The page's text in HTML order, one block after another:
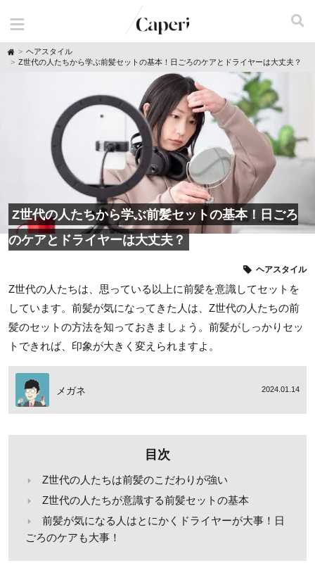
H
o
ヘアスタイル
Z世代の人たちから学ぶ前髪セットの基本！日ごろのケアとドライヤーは大丈夫？
Z世代の人たちから学ぶ前髪セットの基本！日ごろ
のケアとドライヤーは大丈夫？
ヘアスタイル
Z世代の人たちは、思っている以上に前髪を意識してセットを
しています。前髪が気になってきた人は、Z世代の人たちの前
髪のセットの方法を知っておきましょう。前髪がしっかりセッ
トできれば、印象が大きく変えられますよ。
メガネ 2024.01.14
目次
Z世代の人たちは前髪のこだわりが強い
Z世代の人たちが意識する前髪セットの基本
前髪が気になる人はとにかくドライヤーが大事！日
ごろのケアも大事！